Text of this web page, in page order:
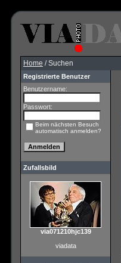
Home / Suchen
Registrierte Benutzer
Benutzername:
Passwort:
Beim nächsten Besuch
automatisch anmelden?
Zufallsbild
via071210hjc139
viadata